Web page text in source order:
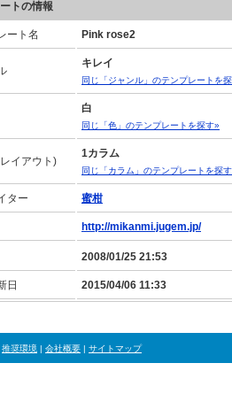
トの情報
ート名 Pink rose2
キレイ
同じ「ジャンル」のテンプレートを
白
同じ「色」のテンプレートを探す»
イアウト)
1カラム
同じ「カラム」のテンプレートを探
ター 蜜柑
http://mikanmi.jugem.jp/
2008/01/25 21:53
日 2015/04/06 11:33
推奨環境 | 会社概要 | サイトマップ